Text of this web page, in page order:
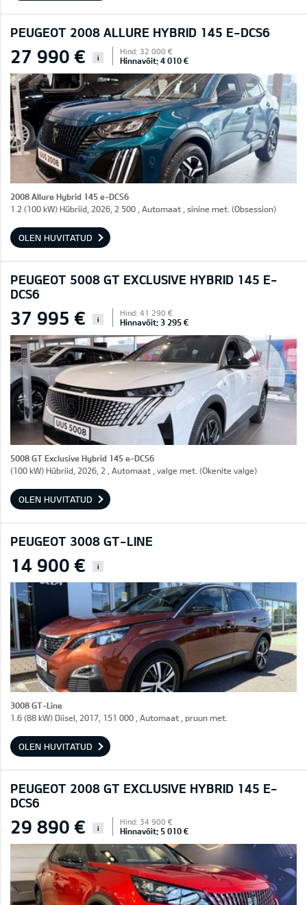
PEUGEOT 2008 ALLURE HYBRID 145 E-DCS6
27 990 € i
Hind: 32 000 €
Hinnavõit: 4 010 €
2008 Allure Hybrid 145 e-DCS6
1.2 (100 kW) Hübriid, 2026, 2 500 , Automaat , sinine met. (Obsession)
OLEN HUVITATUD
PEUGEOT 5008 GT EXCLUSIVE HYBRID 145 E-
DCS6
37 995 € i
Hind: 41 290 €
Hinnavõit: 3 295 €
5008 GT Exclusive Hybrid 145 e-DCS6
(100 kW) Hübriid, 2026, 2 , Automaat , valge met. (Okenite valge)
OLEN HUVITATUD
PEUGEOT 3008 GT-LINE
14 900 € i
3008 GT-Line
1.6 (88 kW) Diisel, 2017, 151 000 , Automaat , pruun met.
OLEN HUVITATUD
PEUGEOT 2008 GT EXCLUSIVE HYBRID 145 E-
DCS6
29 890 € i
Hind: 34 900 €
Hinnavõit: 5 010 €